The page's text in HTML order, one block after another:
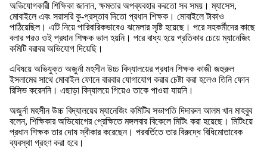
অভিযোগকারী শিক্ষিকা জানান, ক্ষমতার অপব্যবহার করতো সব সময়। ম্যাসেস,
মোবাইলে এবং সরাসরি কু-প্রস্তাব দিতো প্রধান শিক্ষক। মোবাইলে টাকাও
পাঠিয়েছিল। এটি নিয়ে পারিবারিকভাবেও ঝমেলার সৃষ্টি হয়েছে। পরে সহকর্মীদের কাছে
বলার পরও ওই প্রধান শিক্ষক ভাল হয়নি। পরে বাধ্য হয়ে প্রতিকার চেয়ে ম্যানেজিং
কমিটি বরাবর অভিযোগ দিয়েছি।
এবিষয়ে অভিযুক্ত অজুর্না মহসীন উচ্চ বিদ্যালয়ের প্রধান শিক্ষক কাজী জহুরুল
ইসলামের সাথে মোবাইল‌ ফোনে বারবার যোগাযোগ করার চেষ্টা করা হলেও তিনি ফোন
রিসিভ করেননি। এছাড়া বিদ্যালয়ে গিয়েও তাকে পাওয়া যায়নি।
অজুর্না মহসীন উচ্চ বিদ্যালয়ের ম্যানেজিং কমিটির সভাপতি দিদারুল আলম খান মাহবুব
বলেন, শিক্ষিকার অভিযোগের প্রেক্ষিতে মঙ্গলবার বিকেলে মিটিং করা হয়েছে। মিটিংয়ে
প্রধান শিক্ষক তার দোষ স্বীকার করেছেন। পরবর্তিতে তার বিরুদ্ধে বিধিমোতাবেক
ব্যবস্থা গ্রহণ করা হবে।